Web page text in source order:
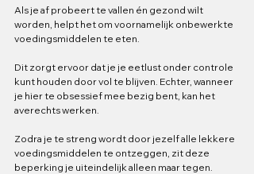
Als je af probeert te vallen én gezond wilt
worden, helpt het om voornamelijk onbewerkte
voedingsmiddelen te eten.
Dit zorgt ervoor dat je je eetlust onder controle
kunt houden door vol te blijven. Echter, wanneer
je hier te obsessief mee bezig bent, kan het
averechts werken.
Zodra je te streng wordt door jezelf alle lekkere
voedingsmiddelen te ontzeggen, zit deze
beperking je uiteindelijk alleen maar tegen.